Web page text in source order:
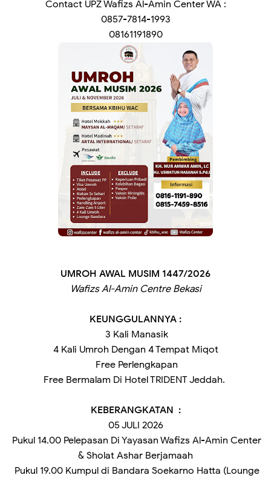
Contact UPZ Wafizs Al-Amin Center WA :
0857-7814-1993
08161191890
UMROH AWAL MUSIM 1447/2026
Wafizs Al-Amin Centre Bekasi
KEUNGGULANNYA :
3 Kali Manasik
4 Kali Umroh Dengan 4 Tempat Miqot
Free Perlengkapan
Free Bermalam Di Hotel TRIDENT Jeddah.
KEBERANGKATAN :
05 JULI 2026
Pukul 14.00 Pelepasan Di Yayasan Wafizs Al-Amin Center
& Sholat Ashar Berjamaah
Pukul 19.00 Kumpul di Bandara Soekarno Hatta (Lounge